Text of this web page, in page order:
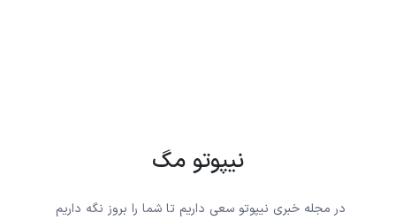
نیپوتو مگ
در مجله خبری نیپوتو سعی داریم تا شما را بروز نگه داریم